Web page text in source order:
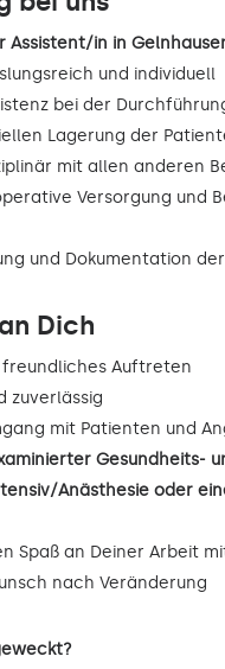
in in
und individuell
bei der
Lagerung der
mit allen anderen
Versorgung und
und Dokumentation
Dich
freundliches Auftreten
zuverlässig
mit Patienten und
Anästhesie oder
Spaß an Deiner Arbeit
nach Veränderung